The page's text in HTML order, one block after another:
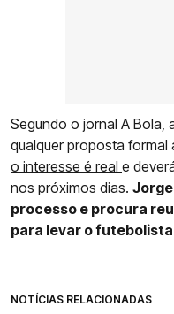
Segundo o jornal A Bola,
qualquer proposta formal
o interesse é real e
nos próximos dias.
processo e procura
para levar o
NOTÍCIAS RELACIONADAS